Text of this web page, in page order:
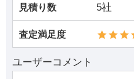
見積り数 5社
査定満足度
ユーザーコメント